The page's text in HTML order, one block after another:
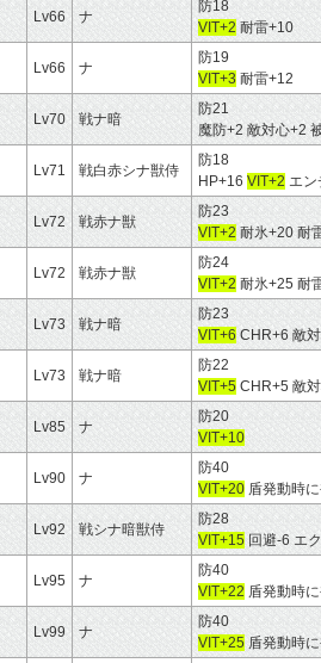
Lv66 ナ
防18
VIT+2 耐雷+10
Lv66 ナ
防19
VIT+3 耐雷+12
Lv70 戦ナ暗
防21
魔防+2 敵対心+2
Lv71 戦白赤シナ獣侍
防18
HP+16 VIT+2 エ
Lv72 戦赤ナ獣
防23
VIT+2 耐氷+20 耐
Lv72 戦赤ナ獣
防24
VIT+2 耐氷+25 耐
Lv73 戦ナ暗
防23
VIT+6 CHR+6 敵
Lv73 戦ナ暗
防22
VIT+5 CHR+5 敵
Lv85 ナ
防20
VIT+10
Lv90 ナ
防40
VIT+20 盾発動時
Lv92 戦シナ暗獣侍
防28
VIT+15 回避-6 エ
Lv95 ナ
防40
VIT+22 盾発動時
Lv99 ナ
防40
VIT+25 盾発動時